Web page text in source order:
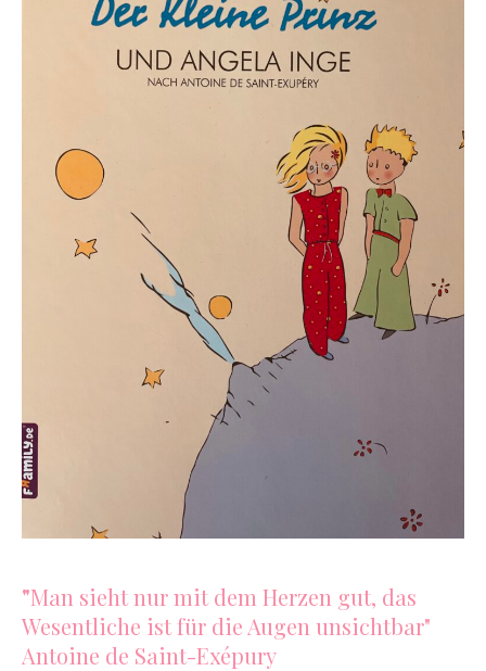
"Man sieht nur mit dem Herzen gut, das
Wesentliche ist für die Augen unsichtbar"
Antoine de Saint-Exépury